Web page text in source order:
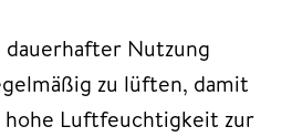
dauerhafter Nutzung
zu lüften, damit
hohe Luftfeuchtigkeit zur